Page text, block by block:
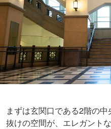
まずは玄関口である2階の
抜けの空間が、エレガント